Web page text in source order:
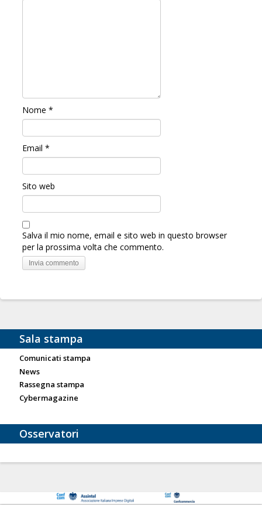
Nome*
Email*
Sito web
Salva il mio nome, email e sito web in questo browser
per la prossima volta che commento.
Sala stampa
Comunicati stampa
News
Rassegna stampa
Cybermagazine
Osservatori